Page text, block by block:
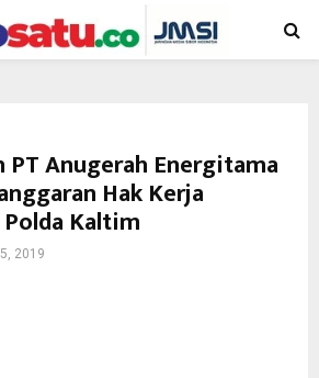
PT Anugerah Energitama
Hak Kerja
Kaltim
2019